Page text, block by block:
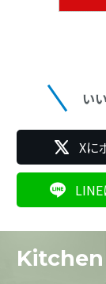
い
Xに